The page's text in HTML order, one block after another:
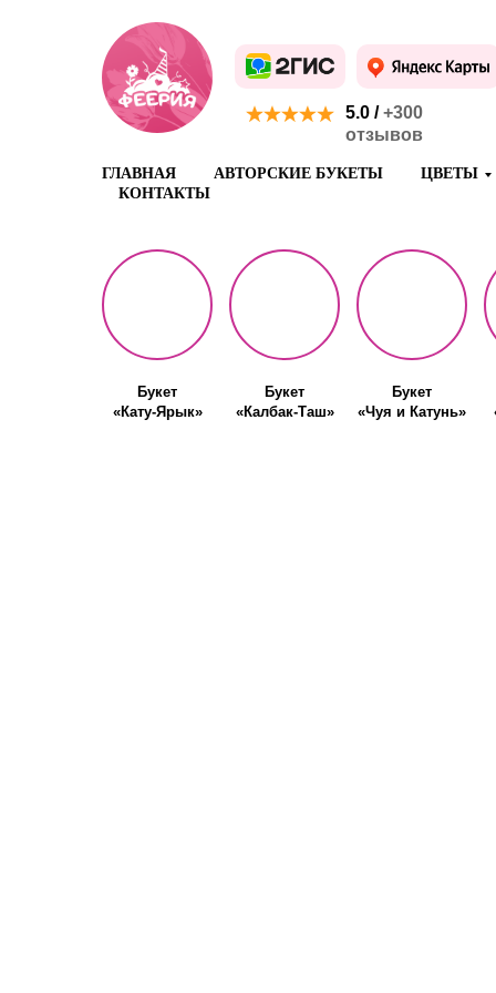
5.0 /+300
отзывов
ГЛАВНАЯ АВТОРСКИЕ БУКЕТЫ ЦВЕТЫ
КОНТАКТЫ
Букет
«Кату-Ярык»
Букет
«Калбак-Таш»
Букет
«Чуя и Катунь»